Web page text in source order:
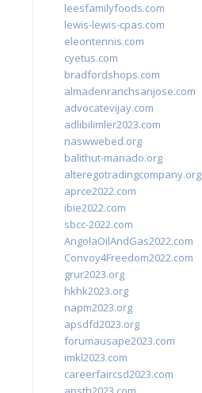
leesfamilyfoods.com
lewis-lewis-cpas.com
eleontennis.com
cyetus.com
bradfordshops.com
almadenranchsanjose.com
advocatevijay.com
adlibilimler2023.com
naswwebed.org
balithut-manado.org
alteregotradingcompany.org
aprce2022.com
ibie2022.com
sbcc-2022.com
AngolaOilAndGas2022.com
Convoy4Freedom2022.com
grur2023.org
hkhk2023.org
napm2023.org
apsdfd2023.org
forumausape2023.com
imkl2023.com
careerfaircsd2023.com